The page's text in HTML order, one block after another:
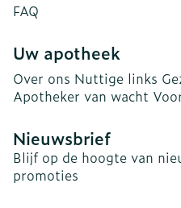
FAQ
Uw apotheek
Over ons Nuttige links
Apotheker van wacht
Nieuwsbrief
Blijf op de hoogte van
promoties